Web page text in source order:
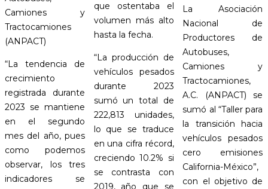
Camiones y
Tractocamiones
(ANPACT)
“La tendencia de
crecimiento
registrada durante
2023 se mantiene
en el segundo
mes del año, pues
como podemos
observar, los tres
indicadores se
que ostentaba el
volumen más alto
hasta la fecha.
“La producción de
vehículos pesados
durante 2023
sumó un total de
222,813 unidades,
lo que se traduce
en una cifra récord,
creciendo 10.2% si
se contrasta con
2019, año que se
La Asociación
Nacional de
Productores de
Autobuses,
Camiones y
Tractocamiones,
A.C. (ANPACT) se
sumó al “Taller para
la transición hacia
vehículos pesados
cero emisiones
California-México”,
con el objetivo de